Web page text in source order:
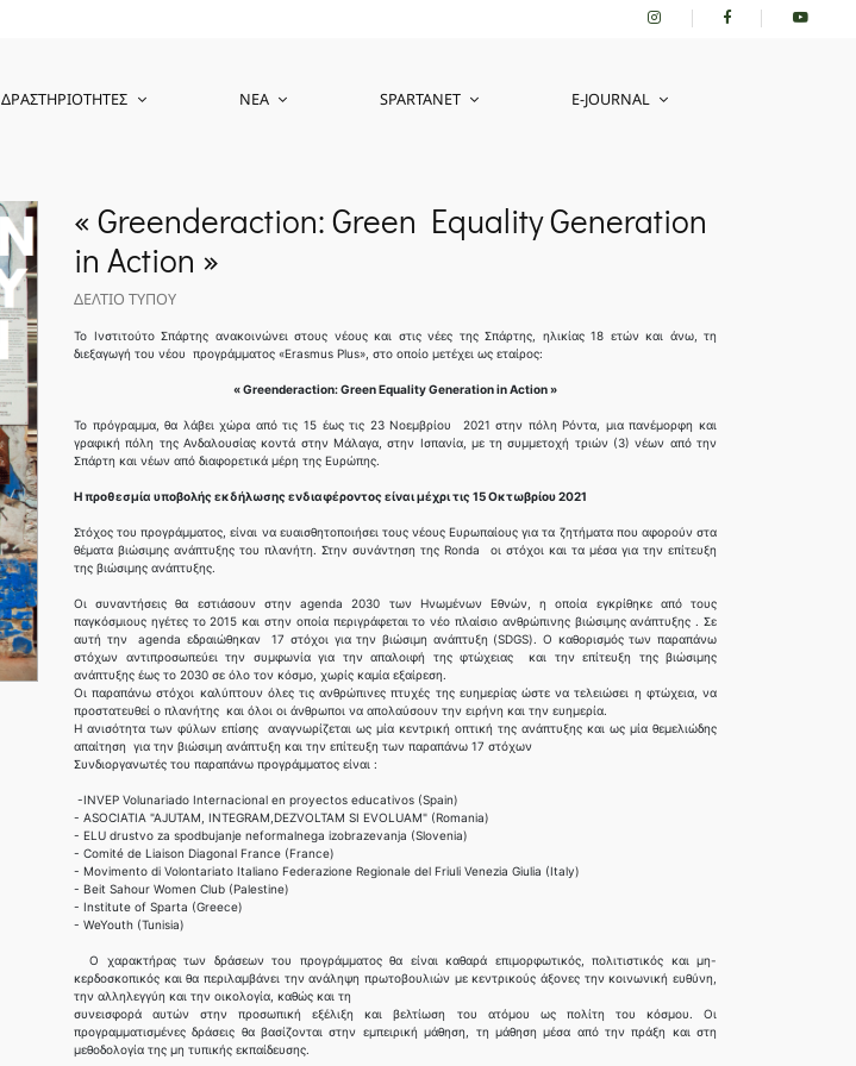
ΔΡΑΣΤΗΡΙΌΤΗΤΕΣ ΝΈΑ SPARTANET E-JOURNAL
« Greenderaction: Green Equality Generation
in Action »
ΔΕΛΤΙΟ ΤΥΠΟΥ
Το Ινστιτούτο Σπάρτης ανακοινώνει στους νέους και στις νέες της Σπάρτης, ηλικίας 18 ετών και άνω, τη
διεξαγωγή του νέου προγράμματος «Erasmus Plus», στο οποίο μετέχει ως εταίρος:
« Greenderaction: Green Equality Generation in Action »
Το πρόγραμμα, θα λάβει χώρα από τις 15 έως τις 23 Νοεμβρίου 2021 στην πόλη Ρόντα, μια πανέμορφη και
γραφική πόλη της Ανδαλουσίας κοντά στην Μάλαγα, στην Ισπανία, με τη συμμετοχή τριών (3) νέων από την
Σπάρτη και νέων από διαφορετικά μέρη της Ευρώπης.
Η προθεσμία υποβολής εκδήλωσης ενδιαφέροντος είναι μέχρι τις 15 Οκτωβρίου 2021
Στόχος του προγράμματος, είναι να ευαισθητοποιήσει τους νέους Ευρωπαίους για τα ζητήματα που αφορούν στα
θέματα βιώσιμης ανάπτυξης του πλανήτη. Στην συνάντηση της Ronda οι στόχοι και τα μέσα για την επίτευξη
της βιώσιμης ανάπτυξης.
Οι συναντήσεις θα εστιάσουν στην agenda 2030 των Ηνωμένων Εθνών, η οποία εγκρίθηκε από τους
παγκόσμιους ηγέτες το 2015 και στην οποία περιγράφεται το νέο πλαίσιο ανθρώπινης βιώσιμης ανάπτυξης . Σε
αυτή την agenda εδραιώθηκαν 17 στόχοι για την βιώσιμη ανάπτυξη (SDGS). Ο καθορισμός των παραπάνω
στόχων αντιπροσωπεύει την συμφωνία για την απαλοιφή της φτώχειας και την επίτευξη της βιώσιμης
ανάπτυξης έως το 2030 σε όλο τον κόσμο, χωρίς καμία εξαίρεση.
Οι παραπάνω στόχοι καλύπτουν όλες τις ανθρώπινες πτυχές της ευημερίας ώστε να τελειώσει η φτώχεια, να
προστατευθεί ο πλανήτης και όλοι οι άνθρωποι να απολαύσουν την ειρήνη και την ευημερία.
Η ανισότητα των φύλων επίσης αναγνωρίζεται ως μία κεντρική οπτική της ανάπτυξης και ως μία θεμελιώδης
απαίτηση για την βιώσιμη ανάπτυξη και την επίτευξη των παραπάνω 17 στόχων
Συνδιοργανωτές του παραπάνω προγράμματος είναι :
-INVEP Volunariado Internacional en proyectos educativos (Spain)
- ASOCIATIA "AJUTAM, INTEGRAM,DEZVOLTAM SI EVOLUAM" (Romania)
- ELU drustvo za spodbujanje neformalnega izobrazevanja (Slovenia)
- Comité de Liaison Diagonal France (France)
- Movimento di Volontariato Italiano Federazione Regionale del Friuli Venezia Giulia (Italy)
- Beit Sahour Women Club (Palestine)
- Institute of Sparta (Greece)
- WeYouth (Tunisia)
Ο χαρακτήρας των δράσεων του προγράμματος θα είναι καθαρά επιμορφωτικός, πολιτιστικός και μη-
κερδοσκοπικός και θα περιλαμβάνει την ανάληψη πρωτοβουλιών με κεντρικούς άξονες την κοινωνική ευθύνη,
την αλληλεγγύη και την οικολογία, καθώς και τη
συνεισφορά αυτών στην προσωπική εξέλιξη και βελτίωση του ατόμου ως πολίτη του κόσμου. Οι
προγραμματισμένες δράσεις θα βασίζονται στην εμπειρική μάθηση, τη μάθηση μέσα από την πράξη και στη
μεθοδολογία της μη τυπικής εκπαίδευσης.